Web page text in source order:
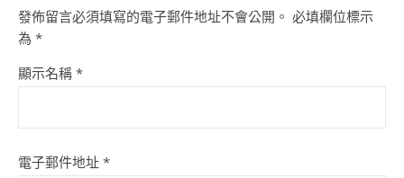
發佈留言必須填寫的電子郵件地址不會公開。 必填欄位標示
為 *
顯示名稱 *
電子郵件地址 *